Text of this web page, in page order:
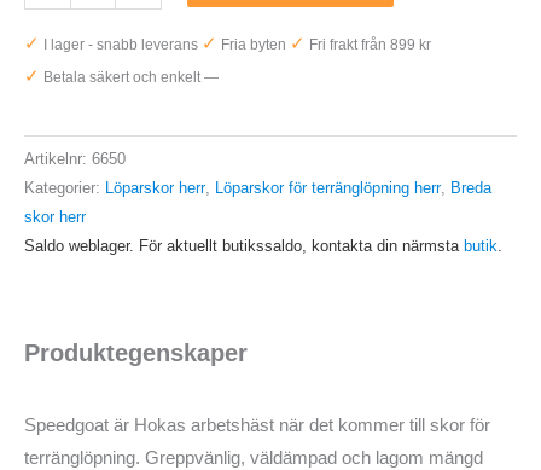
One
One
Speedgoat
(2E)
Herr
mängd
✓ I lager - snabb leverans ✓ Fria byten ✓ Fri frakt från 899 kr
✓ Betala säkert och enkelt —
Artikelnr: 6650
Kategorier: Löparskor herr, Löparskor för terränglöpning herr, Breda
skor herr
Saldo weblager. För aktuellt butikssaldo, kontakta din närmsta butik
Produktegenskaper
Speedgoat är Hokas arbetshäst när det kommer till skor för
terränglöpning. Greppvänlig, väldämpad och lagom mängd